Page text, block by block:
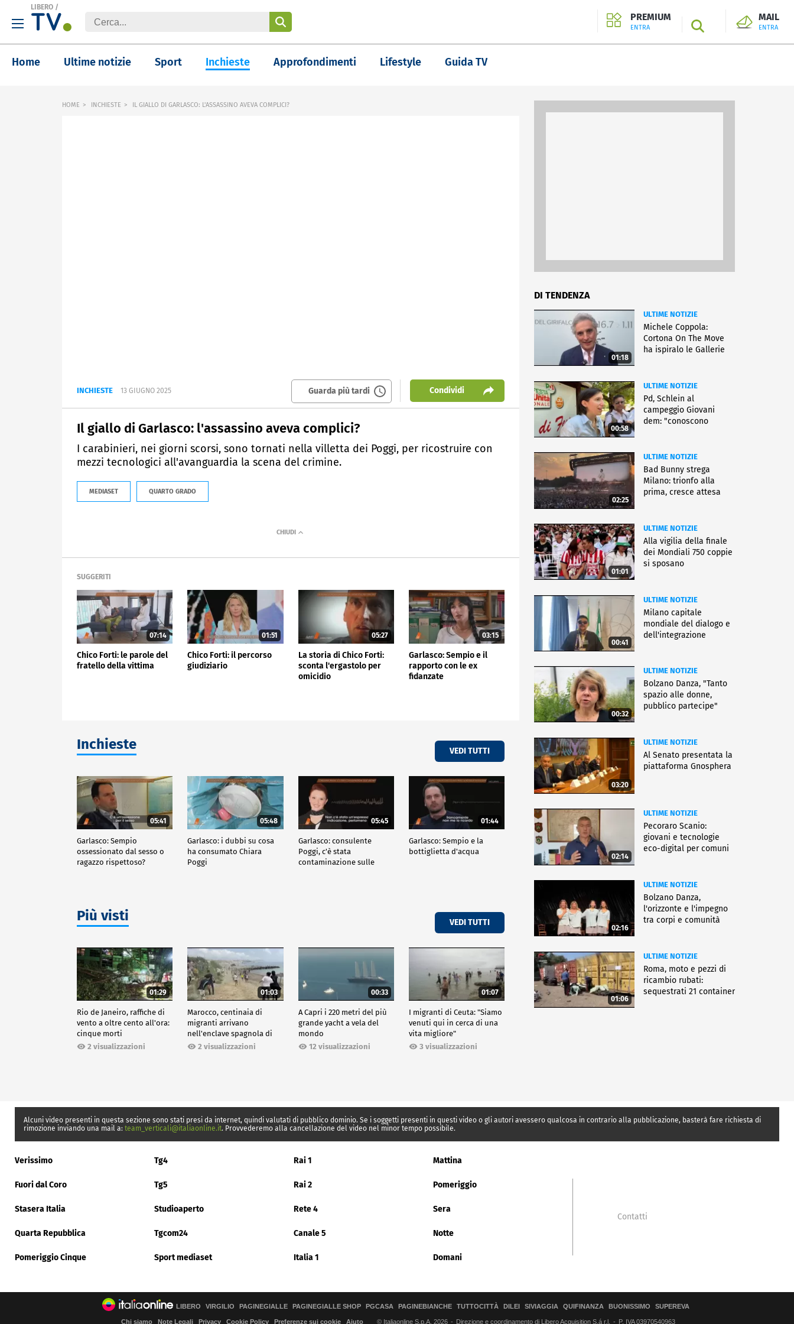
LIBERO /
PREMIUM
ENTRA SEARCH
MAIL
ENTRA
Home Ultime notizie Sport Inchieste Approfondimenti Lifestyle Guida TV
HOME INCHIESTE IL GIALLO DI GARLASCO: L'ASSASSINO AVEVA COMPLICI?
INCHIESTE 13 GIUGNO 2025 Guarda più tardi Condividi
Il giallo di Garlasco: l'assassino aveva complici?
I carabinieri, nei giorni scorsi, sono tornati nella villetta dei Poggi, per ricostruire con
mezzi tecnologici all'avanguardia la scena del crimine.
MEDIASET QUARTO GRADO
SUGGERITI
07:14
Chico Forti: le parole del
fratello della vittima
01:51
Chico Forti: il percorso
giudiziario
05:27
La storia di Chico Forti:
sconta l'ergastolo per
omicidio
03:15
Garlasco: Sempio e il
rapporto con le ex
fidanzate
Inchieste VEDI TUTTI
05:41
Garlasco: Sempio
ossessionato dal sesso o
ragazzo rispettoso?
05:48
Garlasco: i dubbi su cosa
ha consumato Chiara
Poggi
05:45
Garlasco: consulente
Poggi, c'è stata
contaminazione sulle
01:44
Garlasco: Sempio e la
bottiglietta d'acqua
Più visti VEDI TUTTI
01:29
Rio de Janeiro, raffiche di
vento a oltre cento all'ora:
cinque morti
2 visualizzazioni
01:03
Marocco, centinaia di
migranti arrivano
nell'enclave spagnola di
Ceuta2 visualizzazioni
00:33
A Capri i 220 metri del più
grande yacht a vela del
mondo
12 visualizzazioni
01:07
I migranti di Ceuta: "Siamo
venuti qui in cerca di una
vita migliore"
3 visualizzazioni
DI TENDENZA
01:18
ULTIME NOTIZIE
Michele Coppola:
Cortona On The Move
ha ispiralo le Gallerie
00:58
ULTIME NOTIZIE
Pd, Schlein al
campeggio Giovani
dem: "conoscono
02:25
ULTIME NOTIZIE
Bad Bunny strega
Milano: trionfo alla
prima, cresce attesa
01:01
ULTIME NOTIZIE
Alla vigilia della finale
dei Mondiali 750 coppie
si sposano
00:41
ULTIME NOTIZIE
Milano capitale
mondiale del dialogo e
dell'integrazione
00:32
ULTIME NOTIZIE
Bolzano Danza, "Tanto
spazio alle donne,
pubblico partecipe"
03:20
ULTIME NOTIZIE
Al Senato presentata la
piattaforma Gnosphera
02:14
ULTIME NOTIZIE
Pecoraro Scanio:
giovani e tecnologie
eco-digital per comuni
02:16
ULTIME NOTIZIE
Bolzano Danza,
l'orizzonte e l'impegno
tra corpi e comunità
01:06
ULTIME NOTIZIE
Roma, moto e pezzi di
ricambio rubati:
sequestrati 21 container
Alcuni video presenti in questa sezione sono stati presi da internet, quindi valutati di pubblico dominio. Se i soggetti presenti in questi video o gli autori avessero qualcosa in contrario alla pubblicazione, basterà fare richiesta di
rimozione inviando una mail a: team_verticali@italiaonline.it. Provvederemo alla cancellazione del video nel minor tempo possibile.
Verissimo Tg4 Rai 1 Mattina
Fuori dal Coro Tg5 Rai 2 Pomeriggio
Stasera Italia Studioaperto Rete 4 Sera
Quarta Repubblica Tgcom24 Canale 5 Notte
Pomeriggio Cinque Sport mediaset Italia 1 Domani
Contatti
LIBERO VIRGILIO PAGINEGIALLE PAGINEGIALLE SHOP PGCASA PAGINEBIANCHE TUTTOCITTÀ DILEI SIVIAGGIA QUIFINANZA BUONISSIMO SUPEREVA
Chi siamo Note Legali Privacy Cookie Policy Preferenze sui cookie Aiuto © Italiaonline S.p.A. 2026 Direzione e coordinamento di Libero Acquisition S.á r.l. P. IVA 03970540963